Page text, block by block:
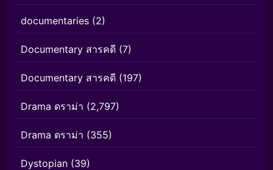
documentaries (2)
Documentary สารคดี (7)
Documentary สารคดี (197)
Drama ดราม่า (2,797)
Drama ดราม่า (355)
Dystopian (39)